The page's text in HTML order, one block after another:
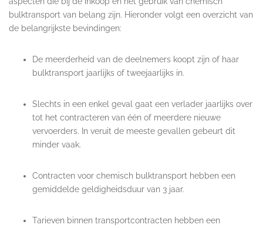
bulktransport van belang zijn. Hieronder volgt een overzicht van
de belangrijkste bevindingen:
De meerderheid van de deelnemers koopt zijn of haar
bulktransport jaarlijks of tweejaarlijks in.
Slechts in een enkel geval gaat een verlader jaarlijks over
tot het contracteren van één of meerdere nieuwe
vervoerders. In veruit de meeste gevallen gebeurt dit
minder vaak.
Contracten voor chemisch bulktransport hebben een
gemiddelde geldigheidsduur van 3 jaar.
Tarieven binnen transportcontracten hebben een